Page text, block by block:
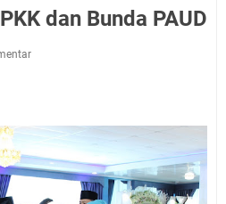
dan Bunda PAUD